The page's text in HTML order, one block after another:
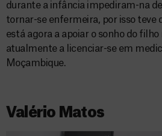
durante a infância impediram-na
tornar-se enfermeira, por isso teve
está agora a apoiar o sonho do
atualmente a licenciar-se em
Moçambique.
Valério Matos